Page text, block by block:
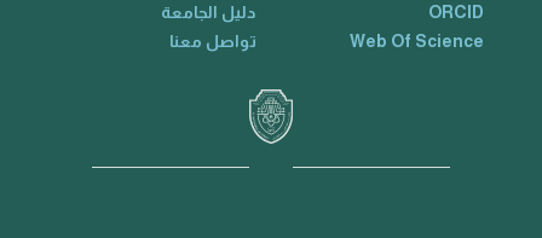
ORCID
Web Of Science
دليل الجامعة
تواصل معنا